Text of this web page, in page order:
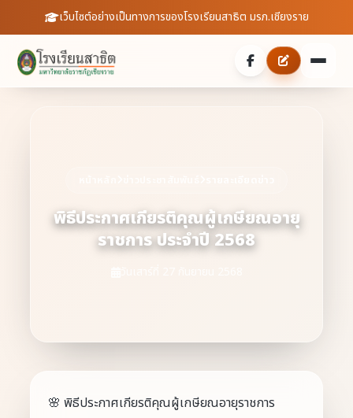
เว็บไซต์อย่างเป็นทางการของโรงเรียนสาธิต มรภ.เชียงราย
บุคลากร
ข่าวสารจากโรงเรียน
สายตรงผู้อำนวยการ
พิธีประกาศเกียรติคุณผู้เกษียณอายุ
ราชการ ประจำปี 2568
🌸 พิธีประกาศเกียรติคุณผู้เกษียณอายุราชการ